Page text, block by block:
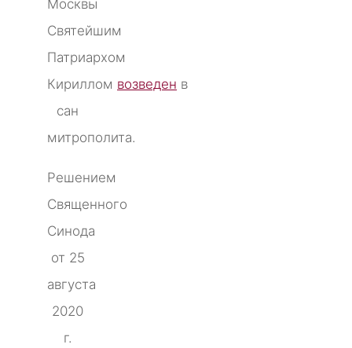
Москвы
Святейшим
Патриархом
Кириллом возведен в
сан
митрополита.
Решением
Священного
Синода
от 25
августа
2020
г.